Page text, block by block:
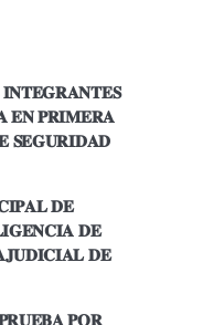
𝐄𝐍 𝐏𝐑𝐈𝐌𝐄𝐑𝐀
𝐒𝐄𝐆𝐔𝐑𝐈𝐃𝐀𝐃
𝐃𝐄
𝐃𝐄
𝐃𝐄
𝐏𝐎𝐑